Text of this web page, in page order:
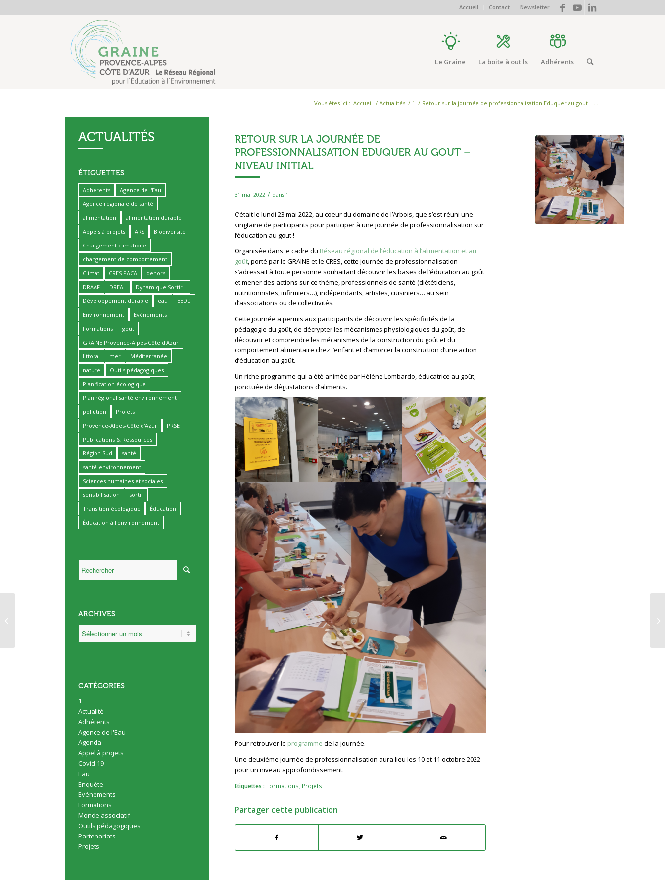
Accueil Contact Newsletter
Le Graine La boite à outils Adhérents
Vous êtes ici : Accueil / Actualités / 1 / Retour sur la journée de professionnalisation Eduquer au gout – ...
RETOUR SUR LA JOURNÉE DE
PROFESSIONNALISATION EDUQUER AU GOUT –
NIVEAU INITIAL
31 mai 2022 / dans 1
C’était le lundi 23 mai 2022, au coeur du domaine de l’Arbois, que s’est réuni une
vingtaine de participants pour participer à une journée de professionnalisation sur
l’éducation au gout !
Organisée dans le cadre du Réseau régional de l’éducation à l’alimentation et au
goût, porté par le GRAINE et le CRES, cette journée de professionnalisation
s’adressait à toute personne souhaitant découvrir les bases de l’éducation au goût
et mener des actions sur ce thème, professionnels de santé (diététiciens,
nutritionnistes, infirmiers…), indépendants, artistes, cuisiniers… au sein
d’associations ou de collectivités.
Cette journée a permis aux participants de découvrir les spécificités de la
pédagogie du goût, de décrypter les mécanismes physiologiques du goût, de
découvrir et comprendre les mécanismes de la construction du goût et du
comportement alimentaire chez l’enfant et d’amorcer la construction d’une action
d’éducation au goût.
Un riche programme qui a été animée par Hélène Lombardo, éducatrice au goût,
ponctuée de dégustations d’aliments.
Pour retrouver le programme de la journée.
Une deuxième journée de professionnalisation aura lieu les 10 et 11 octobre 2022
pour un niveau approfondissement.
Etiquettes : Formations, Projets
Partager cette publication
ACTUALITÉS
ÉTIQUETTES
Adhérents
Agence de l'Eau
Agence régionale de santé
alimentation
alimentation durable
Appels à projets
ARS
Biodiversité
Changement climatique
changement de comportement
Climat
CRES PACA
dehors
DRAAF
DREAL
Dynamique Sortir !
Développement durable
eau
EEDD
Environnement
Evènements
Formations
goût
GRAINE Provence-Alpes-Côte d'Azur
littoral
mer
Méditerranée
nature
Outils pédagogiques
Planification écologique
Plan régional santé environnement
pollution
Projets
Provence-Alpes-Côte d'Azur
PRSE
Publications & Ressources
Région Sud
santé
santé-environnement
Sciences humaines et sociales
sensibilisation
sortir
Transition écologique
Éducation
Éducation à l'environnement
ARCHIVES
CATÉGORIES
1
Actualité
Adhérents
Agence de l'Eau
Agenda
Appel à projets
Covid-19
Eau
Enquête
Evénements
Formations
Monde associatif
Outils pédagogiques
Partenariats
Projets
inscriptions « Qualité
environnementale »...